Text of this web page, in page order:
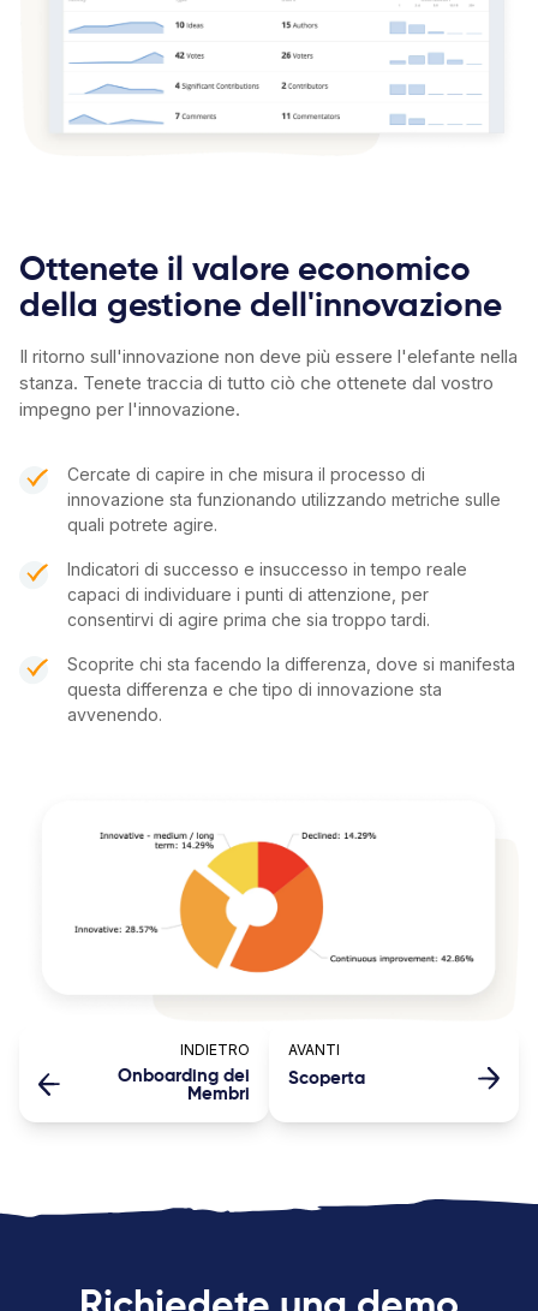
Ottenete il valore economico
della gestione dell'innovazione
Il ritorno sull'innovazione non deve più essere l'elefante nella
stanza. Tenete traccia di tutto ciò che ottenete dal vostro
impegno per l'innovazione.
Cercate di capire in che misura il processo di
innovazione sta funzionando utilizzando metriche sulle
quali potrete agire.
Indicatori di successo e insuccesso in tempo reale
capaci di individuare i punti di attenzione, per
consentirvi di agire prima che sia troppo tardi.
Scoprite chi sta facendo la differenza, dove si manifesta
questa differenza e che tipo di innovazione sta
avvenendo.
INDIETRO
Onboarding dei
Membri
AVANTI
Scoperta